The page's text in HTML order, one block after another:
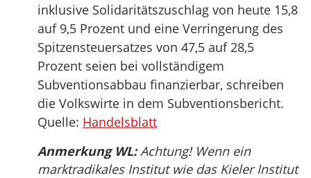
inklusive Solidaritätszuschlag von heute 15,8
auf 9,5 Prozent und eine Verringerung des
Spitzensteuersatzes von 47,5 auf 28,5
Prozent seien bei vollständigem
Subventionsabbau finanzierbar, schreiben
die Volkswirte in dem Subventionsbericht.
Quelle: Handelsblatt
Anmerkung WL:Achtung! Wenn ein
marktradikales Institut wie das Kieler Institut